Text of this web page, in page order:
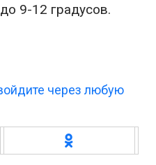
9-12 градусов.
через любую